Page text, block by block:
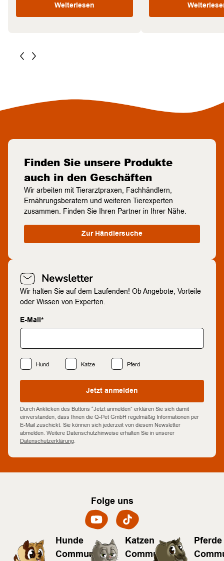
Weiterlesen
Finden Sie unsere Produkte
auch in den Geschäften
Wir arbeiten mit Tierarztpraxen, Fachhändlern,
Ernährungsberatern und weiteren Tierexperten
zusammen. Finden Sie Ihren Partner in Ihrer Nähe.
Zur Händlersuche
Newsletter
Wir halten Sie auf dem Laufenden! Ob Angebote, Vorteile
oder Wissen von Experten.
E-Mail*
Hund Katze Pferd
Jetzt anmelden
Durch Anklicken des Buttons “Jetzt anmelden” erklären Sie sich damit
einverstanden, dass Ihnen die Q-Pet GmbH regelmäßig Informationen per
E-Mail zuschickt. Sie können sich jederzeit von diesem Newsletter
abmelden. Weitere Datenschutzhinweise erhalten Sie in unserer
Datenschutzerklärung.
Folge uns
Hunde
Community
Katzen
Community
Pferde